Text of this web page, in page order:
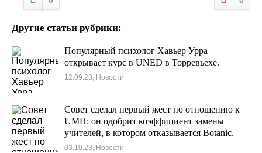
Другие статьи рубрики:
Популярный психолог Хавьер Урра
открывает курс в UNED в Торревьехе.
12.09.23, Новости
Совет сделал первый жест по отношению к
UMH: он одобрит коэффициент замены
учителей, в котором отказывается Botanic.
03.10.23, Новости